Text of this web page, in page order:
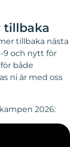
tillbaka
tillbaka nästa
9 och nytt för
både
ni är med oss
2026: